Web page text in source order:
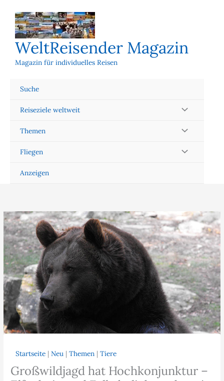
Inhalt
springen
WeltReisender Magazin
Magazin für individuelles Reisen
Suche
Reiseziele weltweit
Themen
Fliegen
Anzeigen
Startseite |Neu |Themen |Tiere
Großwildjagd hat Hochkonjunktur –